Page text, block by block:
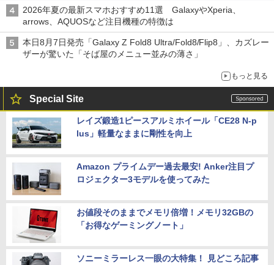
2026年夏の最新スマホおすすめ11選 GalaxyやXperia、
arrows、AQUOSなど注目機種の特徴は
本日8月7日発売「Galaxy Z Fold8 Ultra/Fold8/Flip8」、カズレー
ザーが驚いた「そば屋のメニュー並みの薄さ」
もっと見る
Special Site
レイズ鍛造1ピースアルミホイール「CE28 N-p
lus」軽量なままに剛性を向上
Amazon プライムデー過去最安! Anker注目プ
ロジェクター3モデルを使ってみた
お値段そのままでメモリ倍増！メモリ32GBの
「お得なゲーミングノート」
ソニーミラーレス一眼の大特集！ 見どころ記事